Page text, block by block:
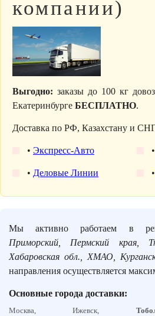
компании)
Выгодно: заказы до 100 кг
Екатеринбурге БЕСПЛАТНО.
Доставка по РФ, Казахстану и
• Экспресс-Авто
• Деловые Линии •
Мы активно работаем в
Приморский, Пермский края,
Хабаровская обл., ХМАО,
направления осуществляется
Основные города доставки:
Москва,
Ижевск,